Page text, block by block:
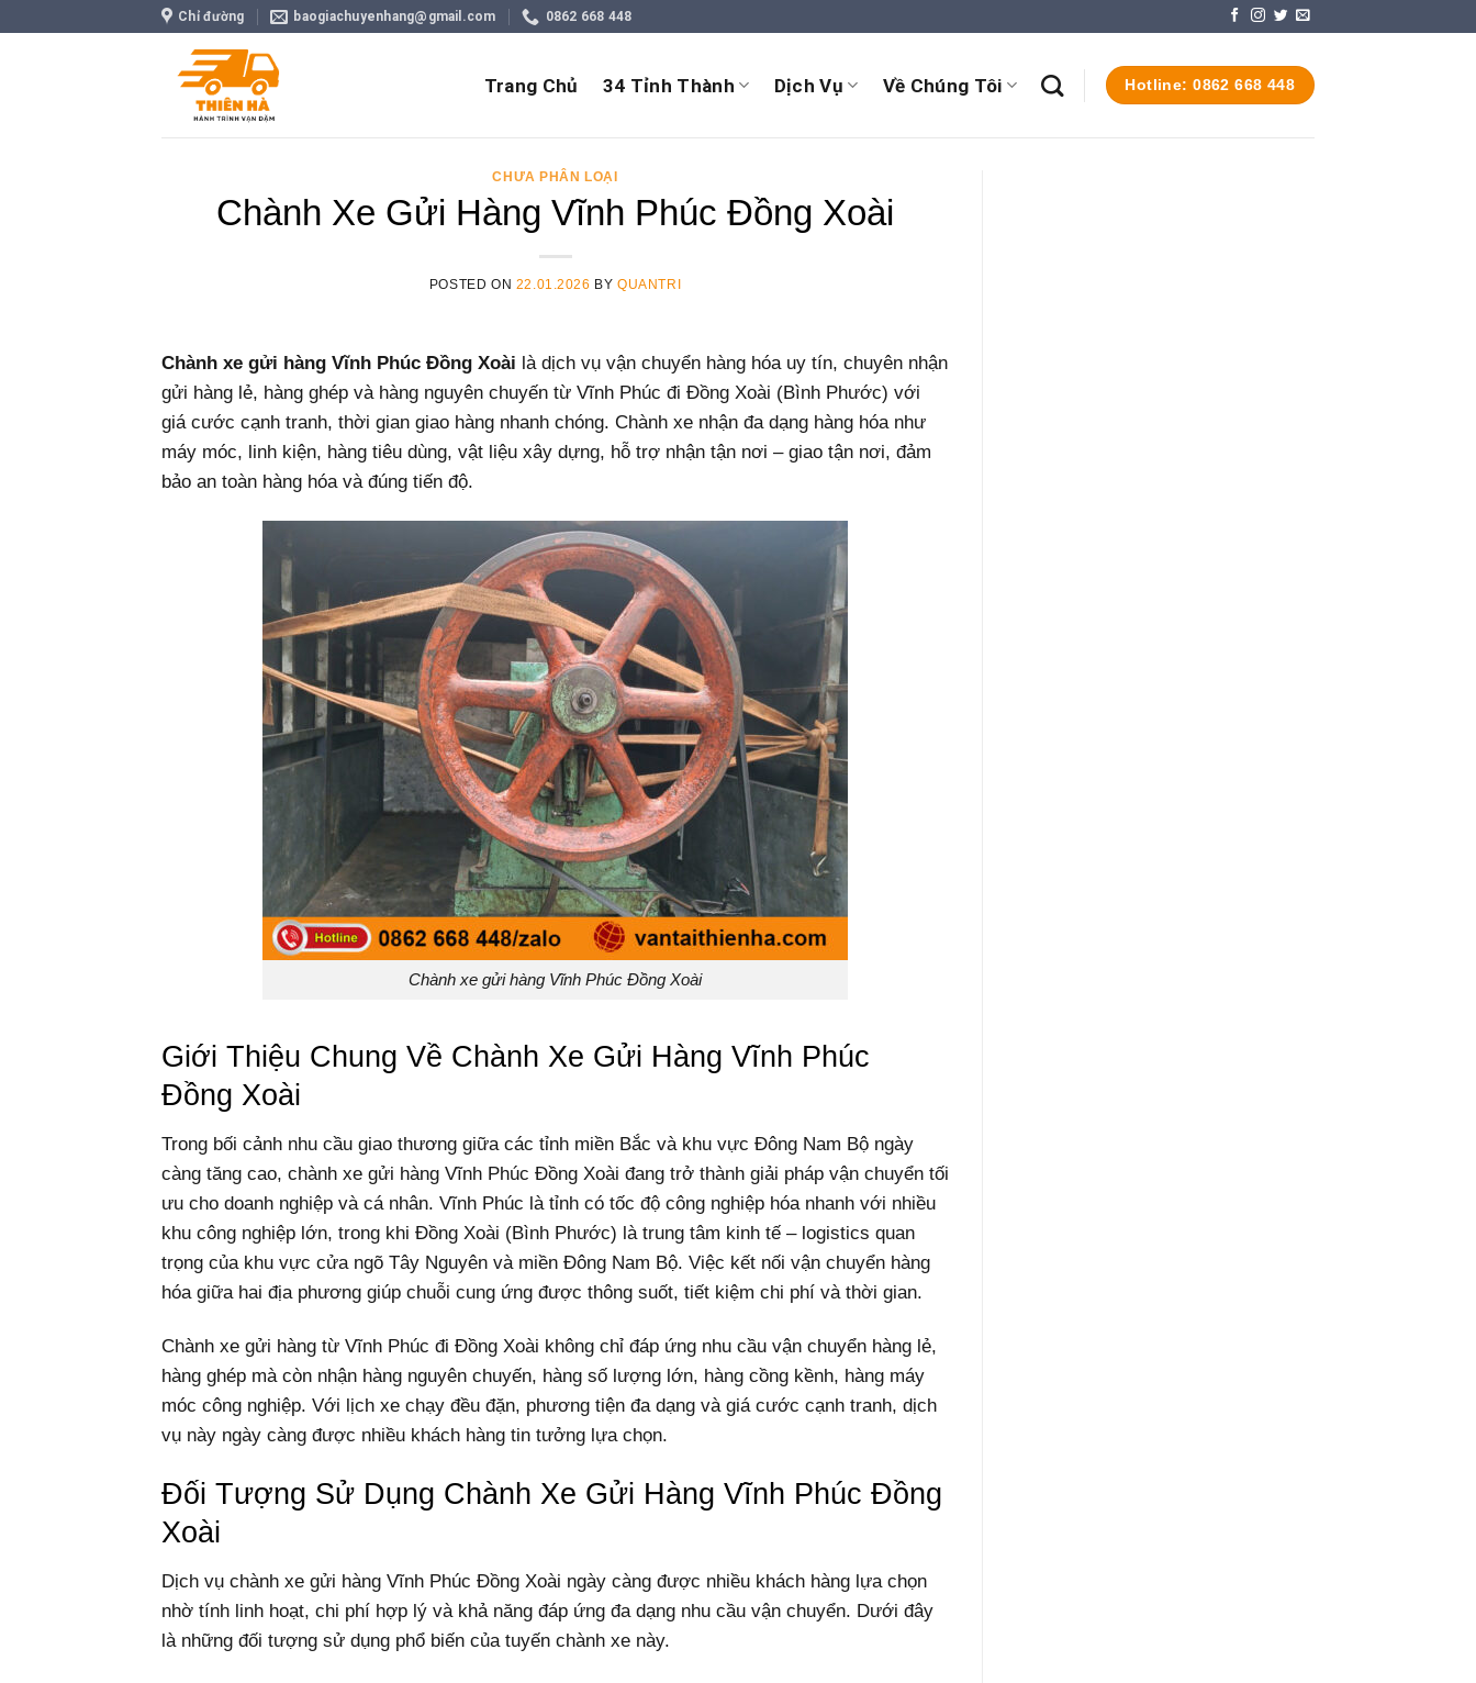
Chỉ đường baogiachuyenhang@gmail.com 0862 668 448
Trang Chủ 34 Tỉnh Thành Dịch Vụ Về Chúng Tôi Hotline: 0862 668 448
CHƯA PHÂN LOẠI
Chành Xe Gửi Hàng Vĩnh Phúc Đồng Xoài
POSTED ON 22.01.2026 BYQUANTRI
Chành xe gửi hàng Vĩnh Phúc Đồng Xoài là dịch vụ vận chuyển hàng hóa uy tín, chuyên nhận
gửi hàng lẻ, hàng ghép và hàng nguyên chuyến từ Vĩnh Phúc đi Đồng Xoài (Bình Phước) với
giá cước cạnh tranh, thời gian giao hàng nhanh chóng. Chành xe nhận đa dạng hàng hóa như
máy móc, linh kiện, hàng tiêu dùng, vật liệu xây dựng, hỗ trợ nhận tận nơi – giao tận nơi, đảm
bảo an toàn hàng hóa và đúng tiến độ.
Chành xe gửi hàng Vĩnh Phúc Đồng Xoài
Giới Thiệu Chung Về Chành Xe Gửi Hàng Vĩnh Phúc
Đồng Xoài
Trong bối cảnh nhu cầu giao thương giữa các tỉnh miền Bắc và khu vực Đông Nam Bộ ngày
càng tăng cao, chành xe gửi hàng Vĩnh Phúc Đồng Xoài đang trở thành giải pháp vận chuyển tối
ưu cho doanh nghiệp và cá nhân. Vĩnh Phúc là tỉnh có tốc độ công nghiệp hóa nhanh với nhiều
khu công nghiệp lớn, trong khi Đồng Xoài (Bình Phước) là trung tâm kinh tế – logistics quan
trọng của khu vực cửa ngõ Tây Nguyên và miền Đông Nam Bộ. Việc kết nối vận chuyển hàng
hóa giữa hai địa phương giúp chuỗi cung ứng được thông suốt, tiết kiệm chi phí và thời gian.
Chành xe gửi hàng từ Vĩnh Phúc đi Đồng Xoài không chỉ đáp ứng nhu cầu vận chuyển hàng lẻ,
hàng ghép mà còn nhận hàng nguyên chuyến, hàng số lượng lớn, hàng cồng kềnh, hàng máy
móc công nghiệp. Với lịch xe chạy đều đặn, phương tiện đa dạng và giá cước cạnh tranh, dịch
vụ này ngày càng được nhiều khách hàng tin tưởng lựa chọn.
Đối Tượng Sử Dụng Chành Xe Gửi Hàng Vĩnh Phúc Đồng
Xoài
Dịch vụ chành xe gửi hàng Vĩnh Phúc Đồng Xoài ngày càng được nhiều khách hàng lựa chọn
nhờ tính linh hoạt, chi phí hợp lý và khả năng đáp ứng đa dạng nhu cầu vận chuyển. Dưới đây
là những đối tượng sử dụng phổ biến của tuyến chành xe này.